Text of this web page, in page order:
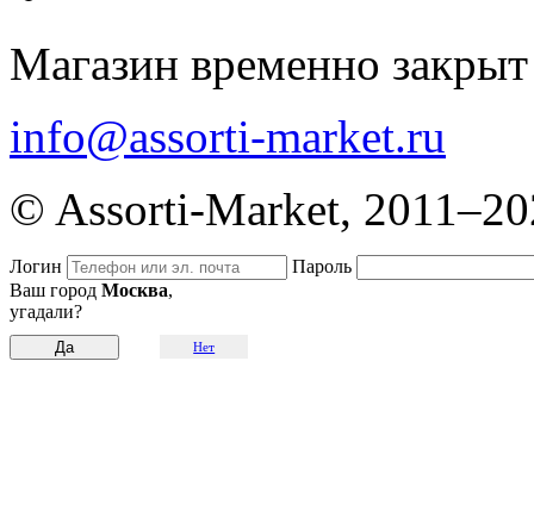
Магазин временно закрыт
info@assorti-market.ru
© Assorti-Market,
Логин
Пароль
Ваш город Москва,
угадали?
Нет